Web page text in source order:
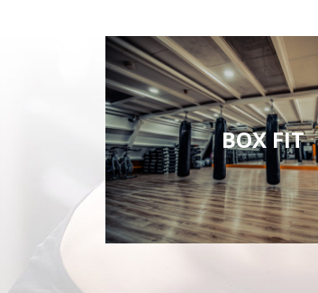
BOX FIT